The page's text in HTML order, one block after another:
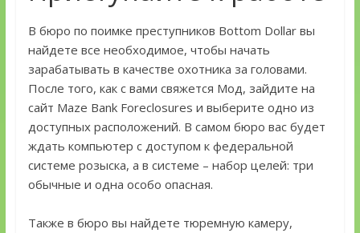
В бюро по поимке преступников Bottom Dollar вы
найдете все необходимое, чтобы начать
зарабатывать в качестве охотника за головами.
После того, как с вами свяжется Мод, зайдите на
сайт Maze Bank Foreclosures и выберите одно из
доступных расположений. В самом бюро вас будет
ждать компьютер с доступом к федеральной
системе розыска, а в системе – набор целей: три
обычные и одна особо опасная.
Также в бюро вы найдете тюремную камеру,